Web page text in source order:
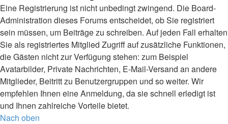
Eine Registrierung ist nicht unbedingt zwingend. Die Board-
Administration dieses Forums entscheidet, ob Sie registriert
sein müssen, um Beiträge zu schreiben. Auf jeden Fall erhalten
Sie als registriertes Mitglied Zugriff auf zusätzliche Funktionen,
die Gästen nicht zur Verfügung stehen: zum Beispiel
Avatarbilder, Private Nachrichten, E-Mail-Versand an andere
Mitglieder, Beitritt zu Benutzergruppen und so weiter. Wir
empfehlen Ihnen eine Anmeldung, da sie schnell erledigt ist
und Ihnen zahlreiche Vorteile bietet.
Nach oben